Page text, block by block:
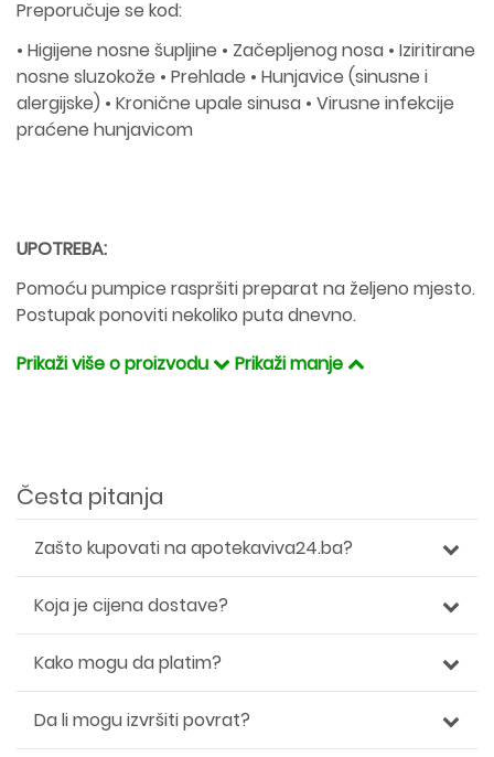
Preporučuje se kod:
• Higijene nosne šupljine • Začepljenog nosa • Iziritirane
nosne sluzokože • Prehlade • Hunjavice (sinusne i
alergijske) • Kronične upale sinusa • Virusne infekcije
praćene hunjavicom
UPOTREBA:
Pomoću pumpice raspršiti preparat na željeno mjesto.
Postupak ponoviti nekoliko puta dnevno.
Prikaži više o proizvodu
Prikaži manje
Česta pitanja
Zašto kupovati na apotekaviva24.ba?
Koja je cijena dostave?
Kako mogu da platim?
Da li mogu izvršiti povrat?